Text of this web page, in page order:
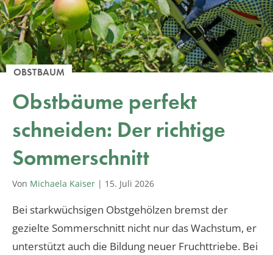
OBSTBAUM
Obstbäume perfekt
schneiden: Der richtige
Sommerschnitt
Von Michaela Kaiser | 15. Juli 2026
Bei starkwüchsigen Obstgehölzen bremst der
gezielte Sommerschnitt nicht nur das Wachstum, er
unterstützt auch die Bildung neuer Fruchttriebe. Bei